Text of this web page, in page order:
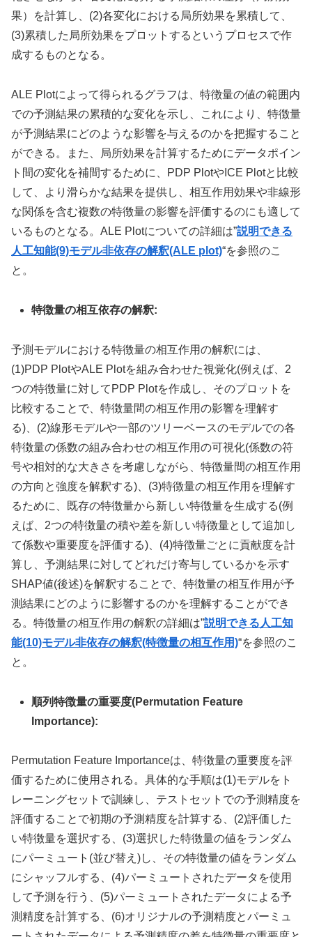
果）を計算し、(2)各変化における局所効果を累積して、
(3)累積した局所効果をプロットするというプロセスで作
成するものとなる。
ALE Plotによって得られるグラフは、特徴量の値の範囲内
での予測結果の累積的な変化を示し、これにより、特徴量
が予測結果にどのような影響を与えるのかを把握すること
ができる。また、局所効果を計算するためにデータポイン
ト間の変化を補間するために、PDP PlotやICE Plotと比較
して、より滑らかな結果を提供し、相互作用効果や非線形
な関係を含む複数の特徴量の影響を評価するのにも適して
いるものとなる。ALE Plotについての詳細は”説明できる
人工知能(9)モデル非依存の解釈(ALE plot)“を参照のこ
と。
特徴量の相互依存の解釈:
予測モデルにおける特徴量の相互作用の解釈には、
(1)PDP PlotやALE Plotを組み合わせた視覚化(例えば、2
つの特徴量に対してPDP Plotを作成し、そのプロットを
比較することで、特徴量間の相互作用の影響を理解す
る)、(2)線形モデルや一部のツリーベースのモデルでの各
特徴量の係数の組み合わせの相互作用の可視化(係数の符
号や相対的な大きさを考慮しながら、特徴量間の相互作用
の方向と強度を解釈する)、(3)特徴量の相互作用を理解す
るために、既存の特徴量から新しい特徴量を生成する(例
えば、2つの特徴量の積や差を新しい特徴量として追加し
て係数や重要度を評価する)、(4)特徴量ごとに貢献度を計
算し、予測結果に対してどれだけ寄与しているかを示す
SHAP値(後述)を解釈することで、特徴量の相互作用が予
測結果にどのように影響するのかを理解することができ
る。特徴量の相互作用の解釈の詳細は”説明できる人工知
能(10)モデル非依存の解釈(特徴量の相互作用)“を参照のこ
と。
順列特徴量の重要度(Permutation Feature
Importance):
Permutation Feature Importanceは、特徴量の重要度を評
価するために使用される。具体的な手順は(1)モデルをト
レーニングセットで訓練し、テストセットでの予測精度を
評価することで初期の予測精度を計算する、(2)評価した
い特徴量を選択する、(3)選択した特徴量の値をランダム
にパーミュート(並び替え)し、その特徴量の値をランダム
にシャッフルする、(4)パーミュートされたデータを使用
して予測を行う、(5)パーミュートされたデータによる予
測精度を計算する、(6)オリジナルの予測精度とパーミュ